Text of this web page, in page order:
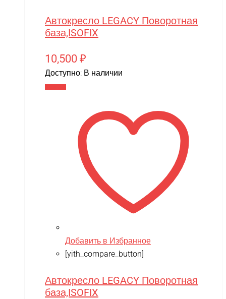
Автокресло LEGACY Поворотная
база,ISOFIX
10,500 ₽
Доступно: В наличии
Добавить в Избранное
[yith_compare_button]
Автокресло LEGACY Поворотная
база,ISOFIX